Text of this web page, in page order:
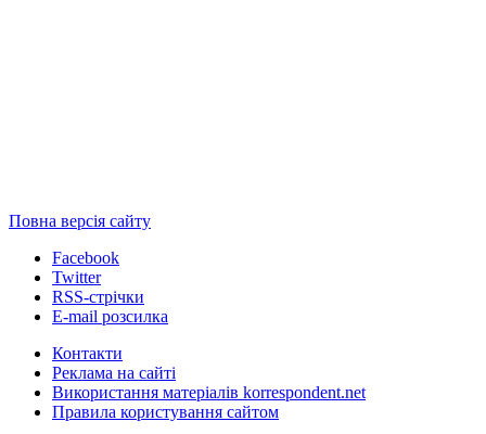
Повна версія сайту
Facebook
Twitter
RSS-стрічки
E-mail розсилка
Контакти
Реклама на сайті
Використання матеріалів korrespondent.net
Правила користування сайтом